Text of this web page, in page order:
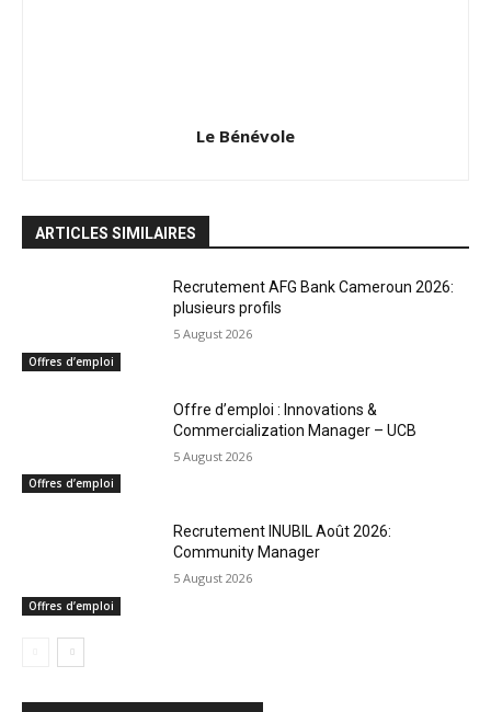
Le Bénévole
ARTICLES SIMILAIRES
Offres d’emploi
Recrutement AFG Bank Cameroun 2026:
plusieurs profils
5 August 2026
Offres d’emploi
Offre d’emploi : Innovations &
Commercialization Manager – UCB
5 August 2026
Offres d’emploi
Recrutement INUBIL Août 2026:
Community Manager
5 August 2026